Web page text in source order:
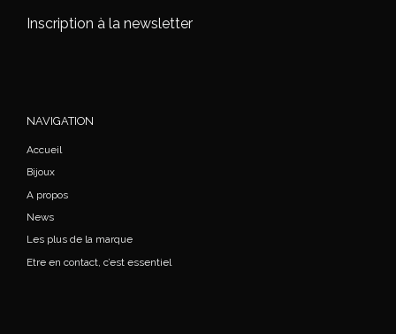
Inscription à la newsletter
NAVIGATION
Accueil
Bijoux
A propos
News
Les plus de la marque
Etre en contact, c’est essentiel